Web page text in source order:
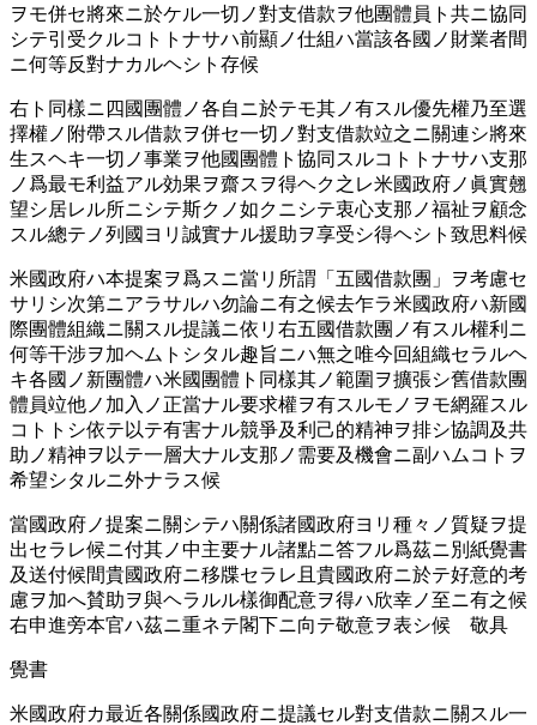
ヲモ併セ將來ニ於ケル一切ノ對支借款ヲ他團體員ト共ニ協同
シテ引受クルコトトナサハ前顯ノ仕組ハ當該各國ノ財業者間
ニ何等反對ナカルヘシト存候
右ト同樣ニ四國團體ノ各自ニ於テモ其ノ有スル優先權乃至選
擇權ノ附帶スル借款ヲ併セ一切ノ對支借款竝之ニ關連シ將來
生スヘキ一切ノ事業ヲ他國團體ト協同スルコトトナサハ支那
ノ爲最モ利益アル効果ヲ齋スヲ得ヘク之レ米國政府ノ眞實翹
望シ居レル所ニシテ斯クノ如クニシテ衷心支那ノ福祉ヲ顧念
スル總テノ列國ヨリ誠實ナル援助ヲ享受シ得ヘシト致思料候
米國政府ハ本提案ヲ爲スニ當リ所謂「五國借款團」ヲ考慮セ
サリシ次第ニアラサルハ勿論ニ有之候去乍ラ米國政府ハ新國
際團體組織ニ關スル提議ニ依リ右五國借款團ノ有スル權利ニ
何等干涉ヲ加ヘムトシタル趣旨ニハ無之唯今回組織セラルヘ
キ各國ノ新團體ハ米國團體ト同樣其ノ範圍ヲ擴張シ舊借款團
體員竝他ノ加入ノ正當ナル要求權ヲ有スルモノヲモ網羅スル
コトトシ依テ以テ有害ナル競爭及利己的精神ヲ排シ協調及共
助ノ精神ヲ以テ一層大ナル支那ノ需要及機會ニ副ハムコトヲ
希望シタルニ外ナラス候
當國政府ノ提案ニ關シテハ關係諸國政府ヨリ種々ノ質疑ヲ提
出セラレ候ニ付其ノ中主要ナル諸點ニ答フル爲茲ニ別紙覺書
及送付候間貴國政府ニ移牒セラレ且貴國政府ニ於テ好意的考
慮ヲ加へ賛助ヲ與ヘラルル樣御配意ヲ得ハ欣幸ノ至ニ有之候
右申進旁本官ハ茲ニ重ネテ閣下ニ向テ敬意ヲ表シ候 敬具
覺書
米國政府カ最近各關係國政府ニ提議セル對支借款ニ關スル一